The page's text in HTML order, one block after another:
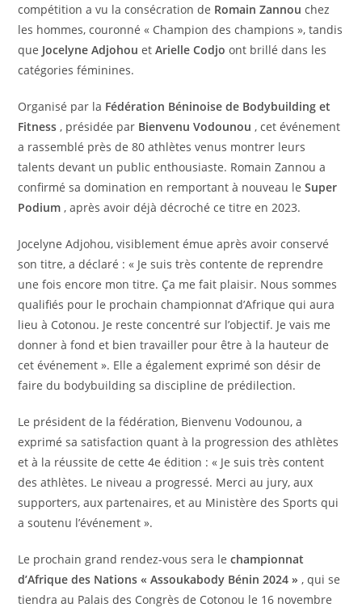
compétition a vu la consécration de Romain Zannou chez
les hommes, couronné « Champion des champions », tandis
que Jocelyne Adjohou etArielle Codjo ont brillé dans les
catégories féminines.
Organisé par la Fédération Béninoise de Bodybuilding et
Fitness , présidée par Bienvenu Vodounou , cet événement
a rassemblé près de 80 athlètes venus montrer leurs
talents devant un public enthousiaste. Romain Zannou a
confirmé sa domination en remportant à nouveau leSuper
Podium , après avoir déjà décroché ce titre en 2023.
Jocelyne Adjohou, visiblement émue après avoir conservé
son titre, a déclaré : « Je suis très contente de reprendre
une fois encore mon titre. Ça me fait plaisir. Nous sommes
qualifiés pour le prochain championnat d’Afrique qui aura
lieu à Cotonou. Je reste concentré sur l’objectif. Je vais me
donner à fond et bien travailler pour être à la hauteur de
cet événement ». Elle a également exprimé son désir de
faire du bodybuilding sa discipline de prédilection.
Le président de la fédération, Bienvenu Vodounou, a
exprimé sa satisfaction quant à la progression des athlètes
et à la réussite de cette 4e édition : « Je suis très content
des athlètes. Le niveau a progressé. Merci au jury, aux
supporters, aux partenaires, et au Ministère des Sports qui
a soutenu l’événement ».
Le prochain grand rendez-vous sera lechampionnat
d’Afrique des Nations « Assoukabody Bénin 2024 » , qui se
tiendra au Palais des Congrès de Cotonou le 16 novembre